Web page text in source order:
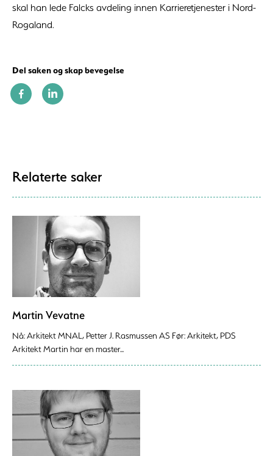
skal han lede Falcks avdeling innen Karrieretjenester i Nord-
Rogaland.
Del saken og skap bevegelse
Relaterte saker
Martin Vevatne
Nå: Arkitekt MNAL, Petter J. Rasmussen AS Før: Arkitekt, PDS
Arkitekt Martin har en master...